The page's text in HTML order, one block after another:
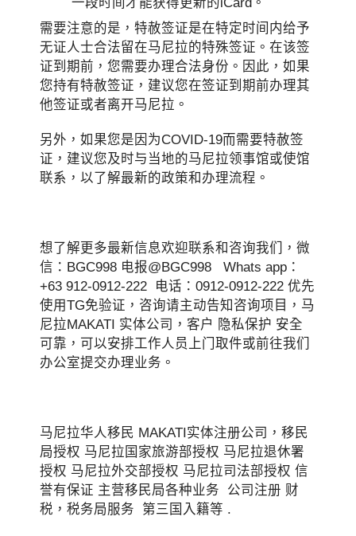
需要注意的是，特赦签证是在特定时间内给予
无证人士合法留在马尼拉的特殊签证。在该签
证到期前，您需要办理合法身份。因此，如果
您持有特赦签证，建议您在签证到期前办理其
他签证或者离开马尼拉。
另外，如果您是因为COVID-19而需要特赦签
证，建议您及时与当地的马尼拉领事馆或使馆
联系，以了解最新的政策和办理流程。
想了解更多最新信息欢迎联系和咨询我们，微
信：BGC998 电报@BGC998 Whats app：
+63 912-0912-222 电话：0912-0912-222 优先
使用TG免验证，咨询请主动告知咨询项目，马
尼拉MAKATI 实体公司，客户 隐私保护 安全
可靠，可以安排工作人员上门取件或前往我们
办公室提交办理业务。
马尼拉华人移民 MAKATI实体注册公司，移民
局授权 马尼拉国家旅游部授权 马尼拉退休署
授权 马尼拉外交部授权 马尼拉司法部授权 信
誉有保证 主营移民局各种业务 公司注册 财
税，税务局服务 第三国入籍等 .